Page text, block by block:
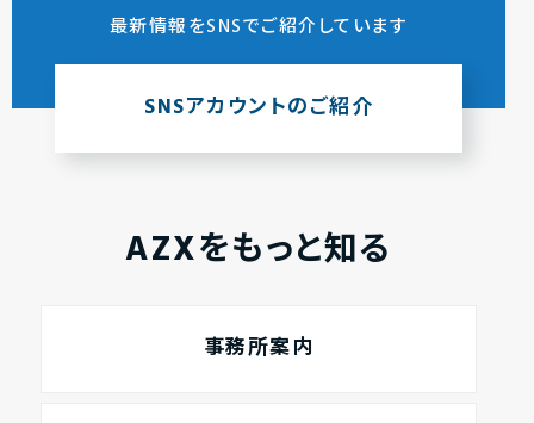
最新情報をSNSでご紹介しています
SNSアカウントのご紹介
AZXをもっと知る
事務所案内